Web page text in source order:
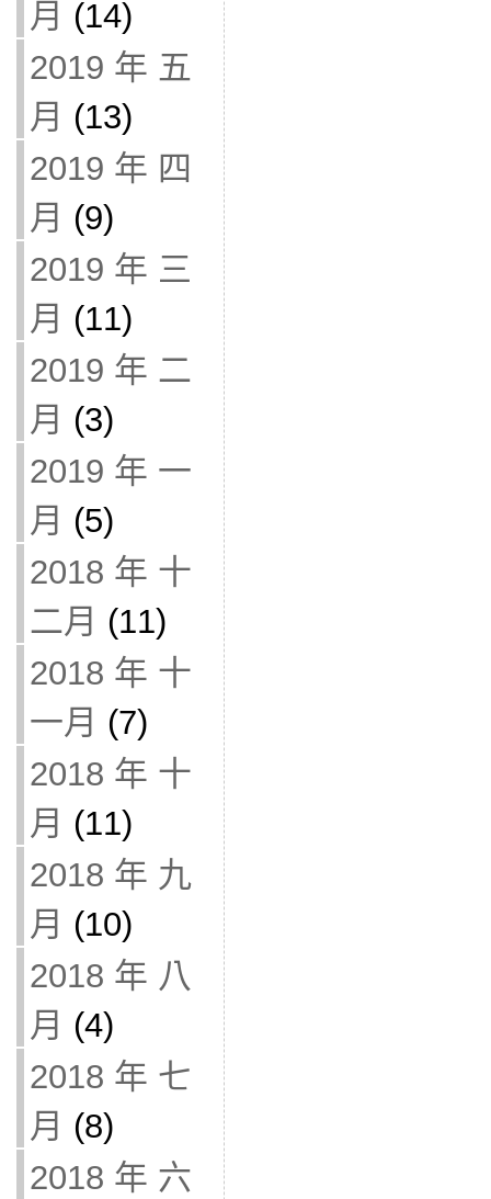
月 (14)
2019 年 五
月 (13)
2019 年 四
月 (9)
2019 年 三
月 (11)
2019 年 二
月 (3)
2019 年 一
月 (5)
2018 年 十
二月 (11)
2018 年 十
一月 (7)
2018 年 十
月 (11)
2018 年 九
月 (10)
2018 年 八
月 (4)
2018 年 七
月 (8)
2018 年 六